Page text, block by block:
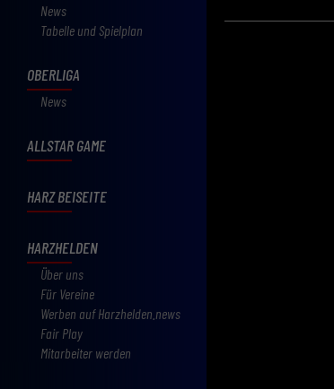
News
Tabelle und Spielplan
OBERLIGA
News
ALLSTAR GAME
HARZ BEISEITE
HARZHELDEN
Über uns
Für Vereine
Werben auf Harzhelden.news
Fair Play
Mitarbeiter werden